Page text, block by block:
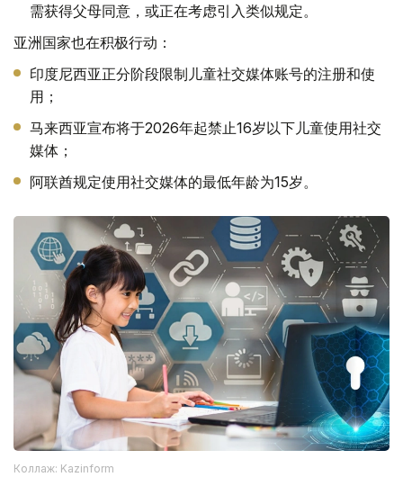
需获得父母同意，或正在考虑引入类似规定。
亚洲国家也在积极行动：
印度尼西亚正分阶段限制儿童社交媒体账号的注册和使
用；
马来西亚宣布将于2026年起禁止16岁以下儿童使用社交
媒体；
阿联酋规定使用社交媒体的最低年龄为15岁。
Коллаж: Kazinform